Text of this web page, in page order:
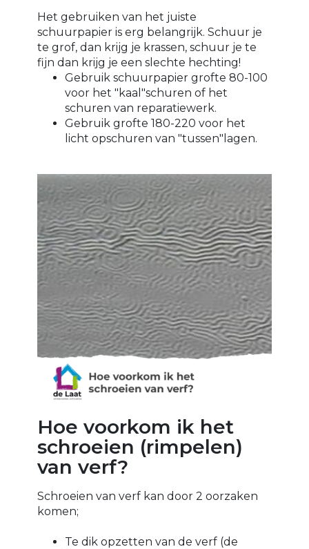
Het gebruiken van het juiste
schuurpapier is erg belangrijk. Schuur je
te grof, dan krijg je krassen, schuur je te
fijn dan krijg je een slechte hechting!
Gebruik schuurpapier grofte 80-100
voor het "kaal"schuren of het
schuren van reparatiewerk.
Gebruik grofte 180-220 voor het
licht opschuren van "tussen"lagen.
Hoe voorkom ik het
schroeien (rimpelen)
van verf?
Schroeien van verf kan door 2 oorzaken
komen;
Te dik opzetten van de verf (de